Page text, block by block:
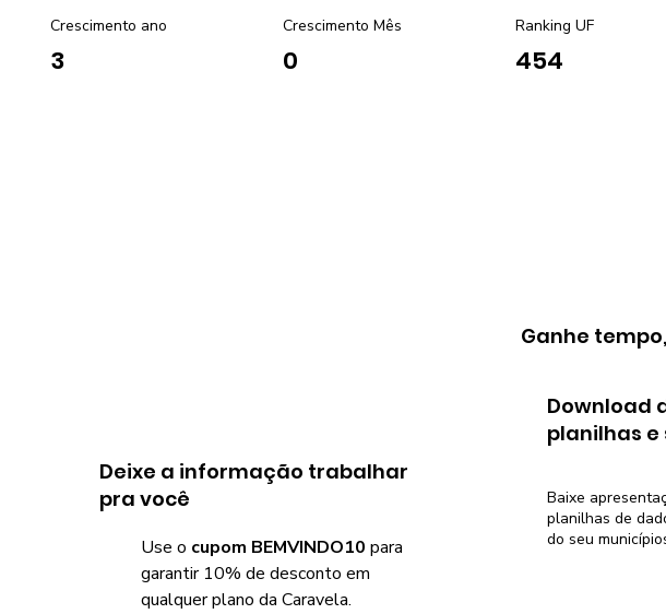
Crescimento ano
3
Crescimento Mês
0
Ranking UF
454
Deixe a informação trabalhar
pra você
Use o cupom BEMVINDO10 para
garantir 10% de desconto em
qualquer plano da Caravela.
Download
planilhas e
Baixe
planilhas de
do seu
Ganhe